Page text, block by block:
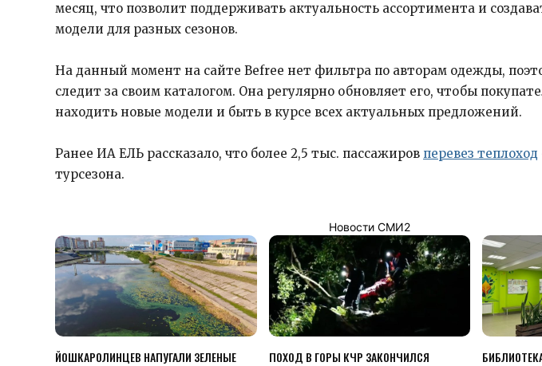
месяц, что позволит поддерживать актуальность ассортимента и
модели для разных сезонов.
На данный момент на сайте Befree нет фильтра по авторам одежды,
следит за своим каталогом. Она регулярно обновляет его, чтобы
находить новые модели и быть в курсе всех актуальных предложений.
Ранее ИА ЕЛЬ рассказало, что более 2,5 тыс. пассажиров перевез теплоход
турсезона.
Новости СМИ2
ЙОШКАРОЛИНЦЕВ НАПУГАЛИ ЗЕЛЕНЫЕ
ПОХОД В ГОРЫ КЧР ЗАКОНЧИЛСЯ